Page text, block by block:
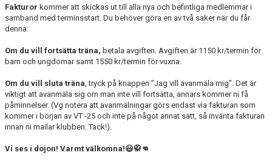
Fakturor kommer att skickas ut till alla nya och befintliga medlemmar i
samband med terminsstart. Du behöver göra en av två saker när du får
denna:
Om du vill fortsätta träna, betala avgiften. Avgiften är 1150 kr/termin för
barn och ungdomar samt 1550 kr/termin för vuxna.
Om du vill sluta träna , tryck på knappen ”Jag vill avanmäla mig”. Det är
viktigt att avanmäla sig om man inte vill fortsätta, annars kommer ni få
påminnelser. (Vg notera att avanmälningar görs endast via fakturan som
kommer i början av VT -25 och inte på något annat sätt, så invänta fakturan
innan ni mailar klubben. Tack!).
Vi ses i dojon! Varmt välkomna!😃🥋👊